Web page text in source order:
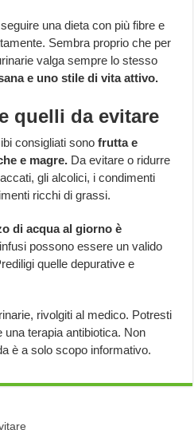
una dieta con più fibre e
Sembra proprio che per
valga sempre lo stesso
e uno stile di vita attivo.
quelli da evitare
consigliati sonofrutta e
e magre. Da evitare o ridurre
gli alcolici, i condimenti
ricchi di grassi.
di acqua al giorno è
possono essere un valido
quelle depurative e
rivolgiti al medico. Potresti
terapia antibiotica. Non
è a solo scopo informativo.